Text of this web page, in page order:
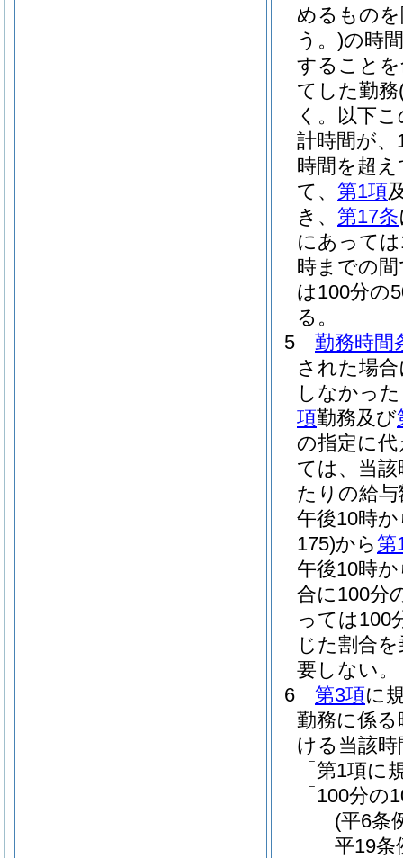
めるもの
う。)の時
すること
てした勤務
く。以下
計時間が
時間を超
て、 第1項
き、 第17条
にあって
時までの
は100分の
る。
5
勤務時間
された場
しなかっ
項勤務及び
の指定に
ては、当
たりの給
午後10時
175)から第
午後10時
合に100分
っては100
じた割合
要しない。
6
第3項に
勤務に係
ける当該
「第1項
「100分の
(平6条
平19条